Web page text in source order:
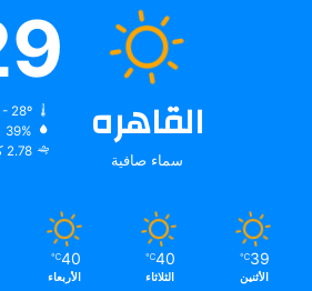
القاهره
سماء صافية
39º - 28º
39%
2.78 كيلومتر/ساعة
39
℃
الأثنين
40
℃
الثلاثاء
40
℃
الأربعاء